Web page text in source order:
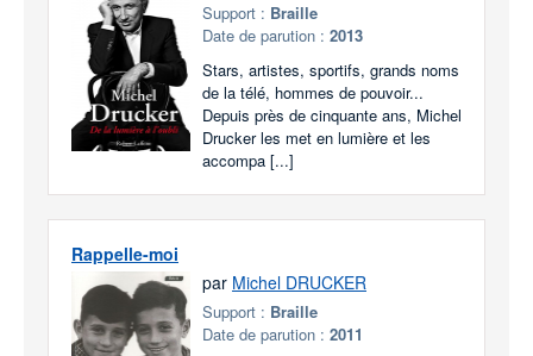
Support : Braille
Date de parution : 2013
Stars, artistes, sportifs, grands noms
de la télé, hommes de pouvoir...
Depuis près de cinquante ans, Michel
Drucker les met en lumière et les
accompa [...]
Rappelle-moi
par Michel DRUCKER
Support : Braille
Date de parution : 2011